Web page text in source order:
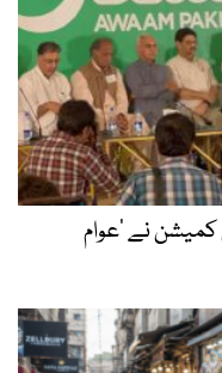
کمیشن نے ’عوام